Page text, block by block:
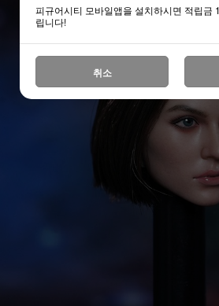
피규어시티 모바일앱을 설치하시면 적립금
립니다!
취소